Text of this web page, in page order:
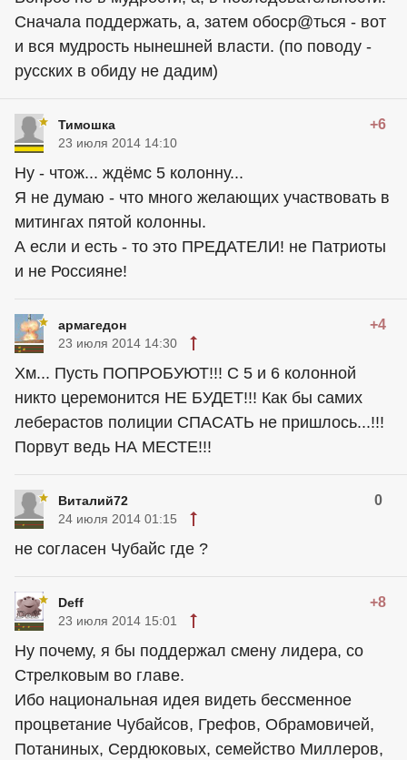
Сначала поддержать, а, затем обоср@ться - вот
и вся мудрость нынешней власти. (по поводу -
русских в обиду не дадим)
Тимошка +6
23 июля 2014 14:10
Ну - чтож... ждёмс 5 колонну...
Я не думаю - что много желающих участвовать в
митингах пятой колонны.
А если и есть - то это ПРЕДАТЕЛИ! не Патриоты
и не Россияне!
армагедон +4
23 июля 2014 14:30
Хм... Пусть ПОПРОБУЮТ!!! С 5 и 6 колонной
никто церемонится НЕ БУДЕТ!!! Как бы самих
леберастов полиции СПАСАТЬ не пришлось...!!!
Порвут ведь НА МЕСТЕ!!!
Виталий72 0
24 июля 2014 01:15
не согласен Чубайс где ?
Deff +8
23 июля 2014 15:01
Ну почему, я бы поддержал смену лидера, со
Стрелковым во главе.
Ибо национальная идея видеть бессменное
процветание Чубайсов, Грефов, Обрамовичей,
Потаниных, Сердюковых, семейство Миллеров,